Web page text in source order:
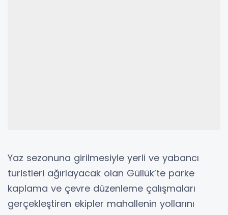
Yaz sezonuna girilmesiyle yerli ve yabancı
turistleri ağırlayacak olan Güllük’te parke
kaplama ve çevre düzenleme çalışmaları
gerçekleştiren ekipler mahallenin yollarını